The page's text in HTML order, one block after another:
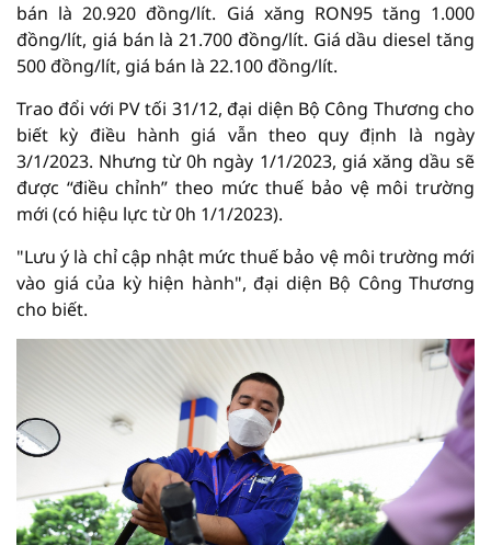
bán là 20.920 đồng/lít. Giá xăng RON95 tăng 1.000
đồng/lít, giá bán là 21.700 đồng/lít. Giá dầu diesel tăng
500 đồng/lít, giá bán là 22.100 đồng/lít.
Trao đổi với PV tối 31/12, đại diện Bộ Công Thương cho
biết kỳ điều hành giá vẫn theo quy định là ngày
3/1/2023. Nhưng từ 0h ngày 1/1/2023, giá xăng dầu sẽ
được “điều chỉnh” theo mức thuế bảo vệ môi trường
mới (có hiệu lực từ 0h 1/1/2023).
"Lưu ý là chỉ cập nhật mức thuế bảo vệ môi trường mới
vào giá của kỳ hiện hành", đại diện Bộ Công Thương
cho biết.